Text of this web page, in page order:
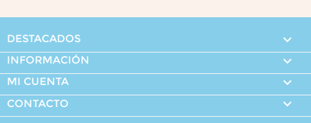
DESTACADOS 
INFORMACIÓN 
MI CUENTA 
CONTACTO 